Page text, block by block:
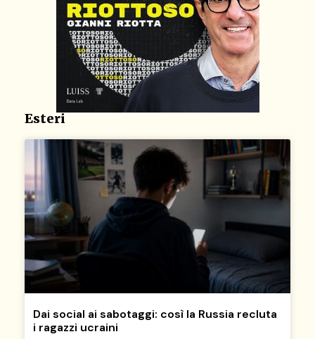
Esteri
Dai social ai sabotaggi: così la Russia recluta
i ragazzi ucraini